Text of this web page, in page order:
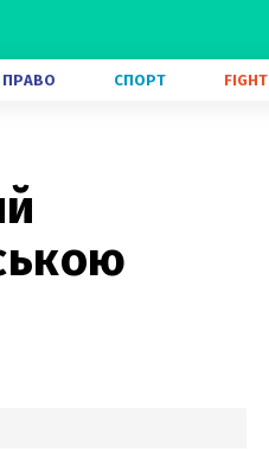
ПРАВО СПОРТ FIGHT